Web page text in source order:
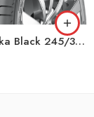
Nokian Hakka Black 245/35 ZR19 93Y XL літня шина